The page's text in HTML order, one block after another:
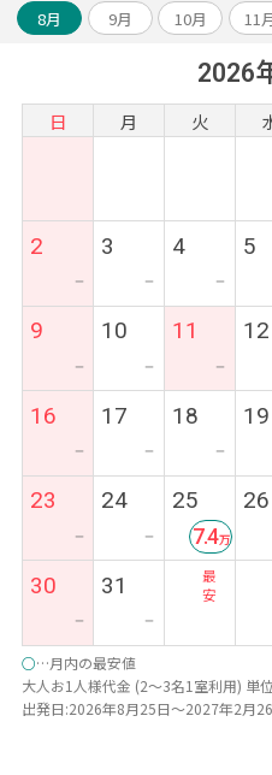
アンコール
アレンジも
お気軽にス
8月 9月 10月 11
2026
日 月 火
2
ー
3
ー
4
ー
5
9
ー
10
ー
11
ー
12
16
ー
17
ー
18
ー
19
23
ー
24
ー
25
最
安
7.4
26
30
ー
31
ー
○…月内の最安値
大人お1人様代金 (2～3名1室利用) 単
出発日:2026年8月25日～2027年2月